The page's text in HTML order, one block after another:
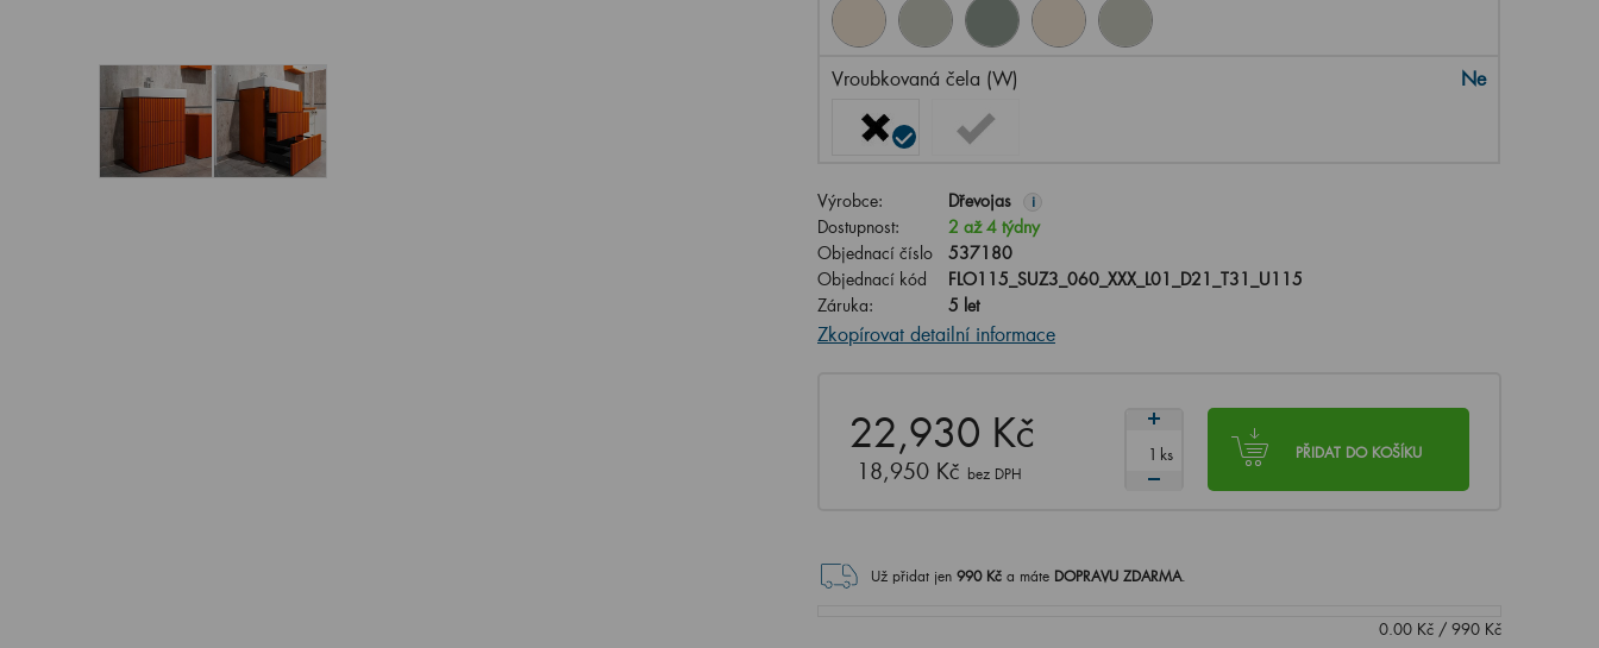
Vroubkovaná čela (W) Ne
Výrobce: Dřevojas i
Dostupnost:
2 až 4 týdny
Objednací číslo
537180
Objednací kód
FLO115_SUZ3_060_XXX_L01_D21_T31_U115
Záruka:
5 let
Zkopírovat detailní informace
22,930 Kč
18,950 Kč bez DPH
PŘIDAT DO KOŠÍKU
ks
Už přidat jen 990Kč a máte DOPRAVU ZDARMA.
0.00Kč/ 990Kč